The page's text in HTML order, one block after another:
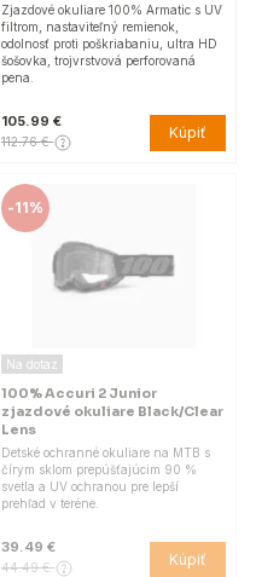
Zjazdové okuliare 100% Armatic s UV
filtrom, nastaviteľný remienok,
odolnosť proti poškriabaniu, ultra HD
šošovka, trojvrstvová perforovaná
pena.
105.99 €
112.76 € Kúpiť
-11%
Na dotaz
100% Accuri 2 Junior
zjazdové okuliare Black/Clear
Lens
Detské ochranné okuliare na MTB s
čírym sklom prepúšťajúcim 90 %
svetla a UV ochranou pre lepší
prehľad v teréne.
39.49 €
44.49 € Kúpiť